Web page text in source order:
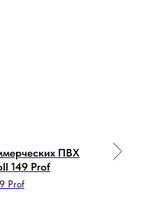
ПВХ
149 Prof
Prof